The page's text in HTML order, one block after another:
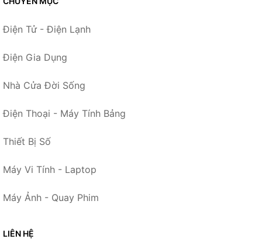
Điện Tử - Điện Lạnh
Điện Gia Dụng
Nhà Cửa Đời Sống
Điện Thoại - Máy Tính Bảng
Thiết Bị Số
Máy Vi Tính - Laptop
Máy Ảnh - Quay Phim
LIÊN HỆ